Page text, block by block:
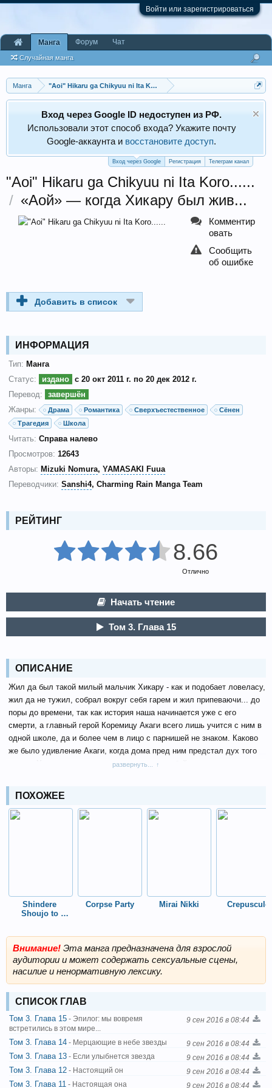
Войти или зарегистрироваться
Манга "Aoi" Hikaru ga Chikyuu ni Ita Koro......
Вход через Google ID недоступен из РФ.
Использовали этот способ входа? Укажите почту
Google‑аккаунта и восстановите доступ.
Вход через Google Регистрация Телеграм канал
"Aoi" Hikaru ga Chikyuu ni Ita Koro......
/ «Аой» — когда Хикару был жив...
Добавить в список
ИНФОРМАЦИЯ
Тип: Манга
Статус:
издано с 20 окт 2011 г. по 20 дек 2012 г.
Перевод:
завершён
Жанры:
Драма Романтика Сверхъестественное
Сёнен
Трагедия
Школа
Читать: Справа налево
Просмотров: 12643
Авторы: Mizuki Nomura YAMASAKI Fuua
Переводчики: Sanshi4 Charming Rain Manga Team
РЕЙТИНГ
8.66
Отлично
Начать чтение
Том 3. Глава 15
ОПИСАНИЕ
Жил да был такой милый мальчик Хикару - как и подобает ловеласу,
жил да не тужил, собрал вокруг себя гарем и жил припеваючи... до
поры до времени, так как история наша начинается уже с его
смерти, а главный герой Коремицу Акаги всего лишь учится с ним в
одной школе, да и более чем в лицо с парнишей не знаком. Каково
же было удивление Акаги, когда дома пред ним предстал дух того
самого Хикару, да и не просто так, а с просьбой: помочь выполнить
развернуть...
ПОХОЖЕЕ
Shindere
Shoujo to
Corpse Party Mirai Nikki Crepuscule
Внимание! Эта манга предназначена для взрослой
аудитории и может содержать сексуальные сцены,
насилие и ненормативную лексику.
СПИСОК ГЛАВ
9 сен 2016 в 08:44
Том 3. Глава 15 - Эпилог: мы вовремя
встретились в этом мире...
9 сен 2016 в 08:44
Том 3. Глава 14 - Мерцающие в небе звезды
9 сен 2016 в 08:44
Том 3. Глава 13 - Если улыбнется звезда
9 сен 2016 в 08:44
Том 3. Глава 12 - Настоящий он
9 сен 2016 в 08:44
Том 3. Глава 11 - Настоящая она
Манга
Случайная манга
Форум Чат